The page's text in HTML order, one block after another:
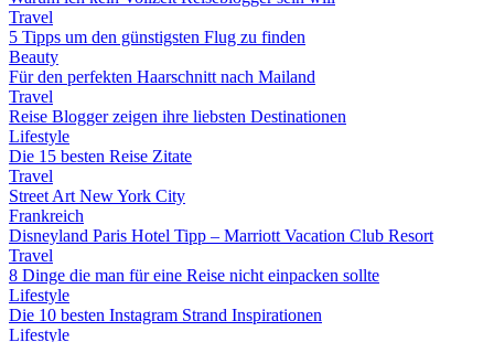
Travel
5 Tipps um den günstigsten Flug zu finden
Beauty
Für den perfekten Haarschnitt nach Mailand
Travel
Reise Blogger zeigen ihre liebsten Destinationen
Lifestyle
Die 15 besten Reise Zitate
Travel
Street Art New York City
Frankreich
Disneyland Paris Hotel Tipp – Marriott Vacation Club Resort
Travel
8 Dinge die man für eine Reise nicht einpacken sollte
Lifestyle
Die 10 besten Instagram Strand Inspirationen
Lifestyle